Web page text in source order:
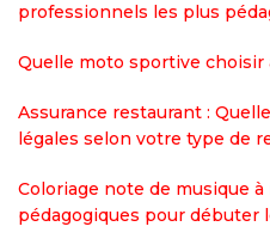
professionnels les plus
Quelle moto sportive choisir
Assurance restaurant :
légales selon votre type de
Coloriage note de musique
pédagogiques pour débuter